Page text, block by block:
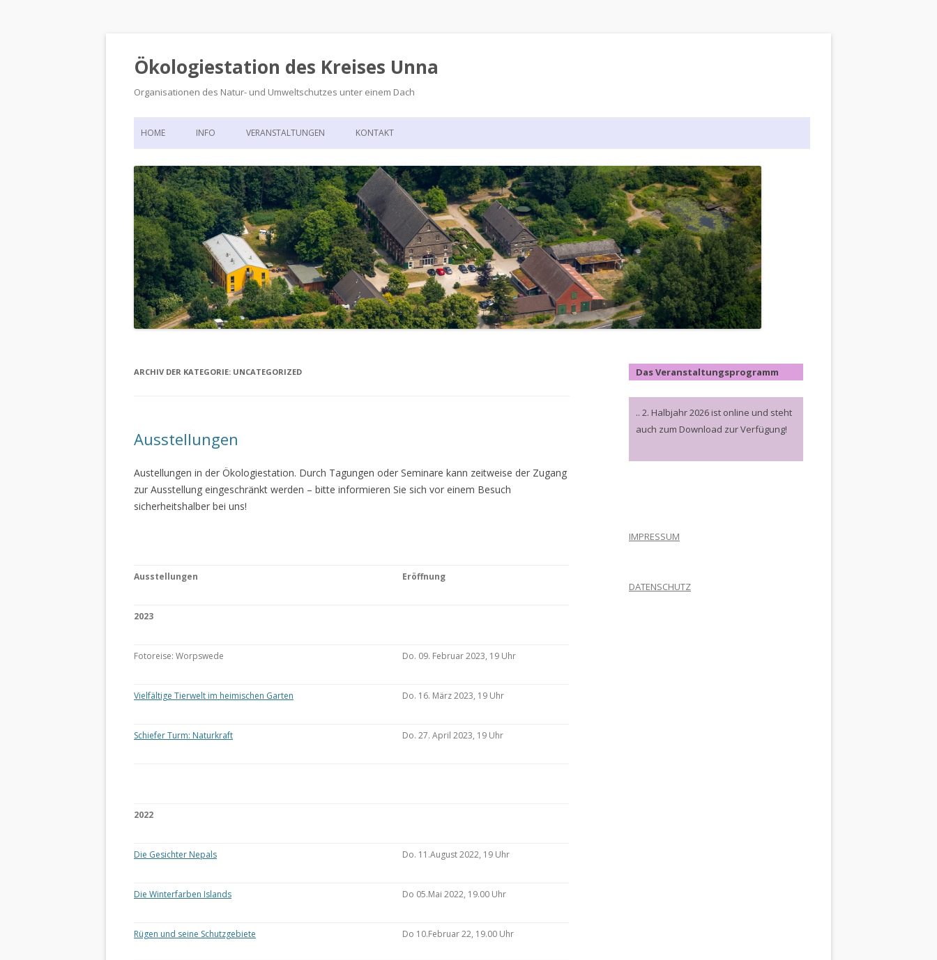
Ökologiestation des Kreises Unna
Organisationen des Natur- und Umweltschutzes unter einem Dach
Zum
HOME INFO
DIE ÖKOLOGIESTATION – FAST
900 JAHRE VORGESCHICHTE
VERANSTALTUNGEN KONTAKT
ARCHIV DER KATEGORIE: UNCATEGORIZED
Ausstellungen
Austellungen in der Ökologiestation. Durch Tagungen oder Seminare kann zeitweise der Zugang
zur Ausstellung eingeschränkt werden – bitte informieren Sie sich vor einem Besuch
sicherheitshalber bei uns!
Ausstellungen Eröffnung
2023
Fotoreise: Worpswede Do. 09. Februar 2023, 19 Uhr
Vielfältige Tierwelt im heimischen Garten Do. 16. März 2023, 19 Uhr
Schiefer Turm: Naturkraft Do. 27. April 2023, 19 Uhr
2022
Die Gesichter Nepals Do. 11.August 2022, 19 Uhr
Die Winterfarben Islands Do 05.Mai 2022, 19.00 Uhr
Rügen und seine Schutzgebiete Do 10.Februar 22, 19.00 Uhr
Das Veranstaltungsprogramm
.. 2. Halbjahr 2026 ist online und steht
auch zum Download zur Verfügung!
IMPRESSUM
DATENSCHUTZ